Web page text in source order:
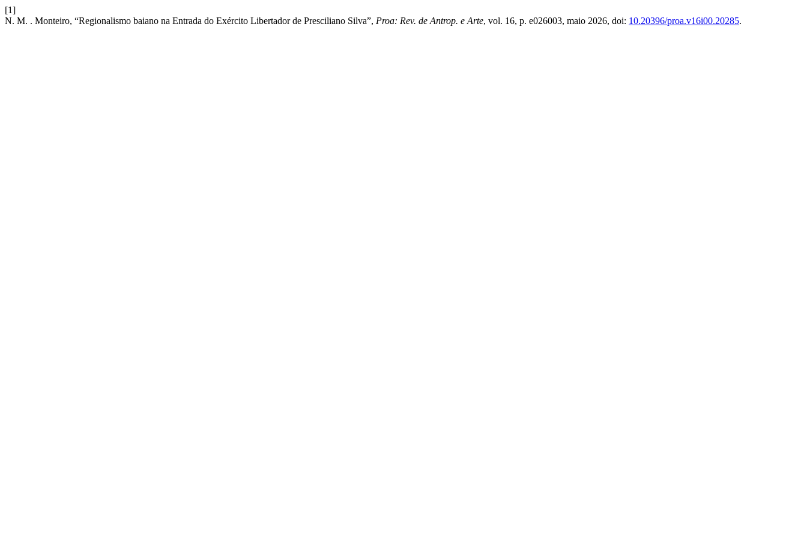
[1]
N. M. . Monteiro, “Regionalismo baiano na Entrada do Exército Libertador de Presciliano Silva”, Proa: Rev. de Antrop. e Arte, vol. 16, p. e026003, maio 2026, doi: 10.20396/proa.v16i00.20285.